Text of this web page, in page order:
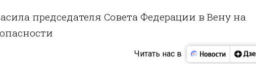
председателя Совета Федерации в Вену на
Читать нас в